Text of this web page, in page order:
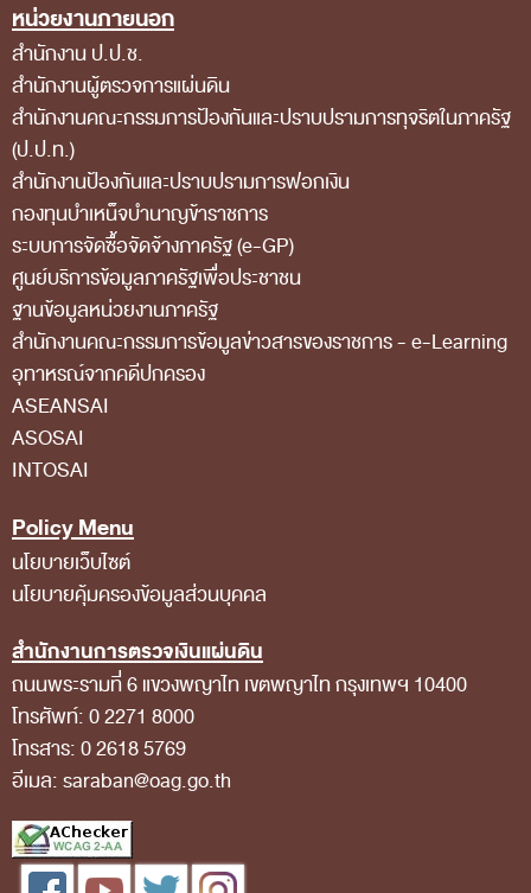
ประกาศประกวดราคา/ราคากลาง/ขายพัสดุเสื่อม
สภาพ
สรุปผลการจัดซื้อจัดจ้าง
ข้อมูลสาระสำคัญในสัญญา
การรายงานผลการจัดซื้อจัดจ้าง หรือการจัดการ
พัสดุ
การประเมิน ITA
ศูนย์ข้อมูลข่าวสารของราชการ
การป้องกันการทุจริต
การส่งเสริมความโปร่งใส
การเปิดโอกาสให้เกิดการมีส่วนร่วม
รายงานผลการปฏิบัติงานประจำปี
รายงานผลการดำเนินงานของ สตง.
แผนพัฒนาทรัพยากรบุคคล
รายงานการรับทรัพย์สินหรือประโยชน์อื่นใดโดย
ธรรมจรรยา
รายงานผลตามนโยบาย No Gift Policy
หน่วยงานภายนอก
สำนักงาน ป.ป.ช.
สำนักงานผู้ตรวจการแผ่นดิน
สำนักงานคณะกรรมการป้องกันและปราบปรามการทุจริตในภาครัฐ
(ป.ป.ท.)
สำนักงานป้องกันและปราบปรามการฟอกเงิน
กองทุนบำเหน็จบำนาญข้าราชการ
ระบบการจัดซื้อจัดจ้างภาครัฐ (e-GP)
ศูนย์บริการข้อมูลภาครัฐเพื่อประชาชน
ฐานข้อมูลหน่วยงานภาครัฐ
สํานักงานคณะกรรมการข้อมูลข่าวสารของราชการ - e-Learning
อุทาหรณ์จากคดีปกครอง
ASEANSAI
ASOSAI
INTOSAI
Policy Menu
นโยบายเว็บไซต์
นโยบายคุ้มครองข้อมูลส่วนบุคคล
สำนักงานการตรวจเงินแผ่นดิน
ถนนพระรามที่ 6 แขวงพญาไท เขตพญาไท กรุงเทพฯ 10400
โทรศัพท์: 0 2271 8000
โทรสาร: 0 2618 5769
อีเมล: saraban@oag.go.th